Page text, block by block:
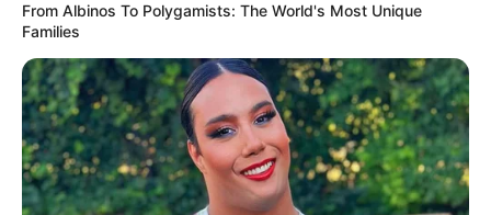
From Albinos To Polygamists: The World's Most Unique
Families